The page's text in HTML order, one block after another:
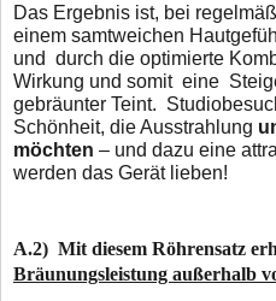
Das Ergebnis ist, bei
einem samtweichen
und durch die optimierte
Wirkung und somit eine
gebräunter Teint.
Schönheit, die Ausstrahlung
möchten – und dazu eine
werden das Gerät lieben!
A.2) Mit diesem Röhrensatz
Bräunungsleistung außerhalb